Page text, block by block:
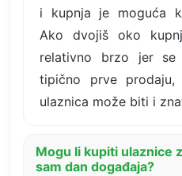
i kupnja je moguća
Ako dvojiš oko
relativno brzo jer se
tipično prve prodaju,
ulaznica može biti i
Mogu li kupiti ulaznice
sam dan događaja?